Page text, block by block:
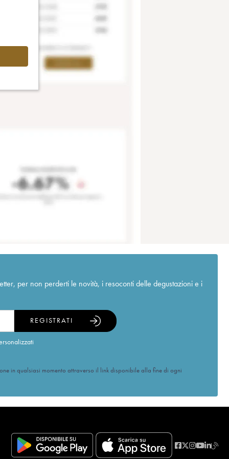
per non perderti le novità, i resoconti delle degustazioni e i
REGISTRATI
in qualsiasi momento attraverso il link disponibile alla fine di ogni